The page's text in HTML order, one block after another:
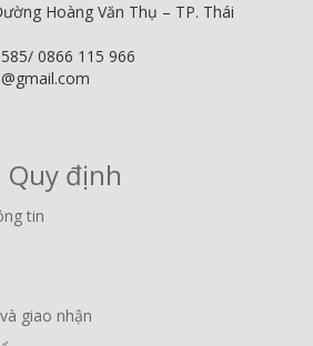
Hoàng Văn Thụ – TP. Thái
0866 115 966
Quy định
tin
giao nhận